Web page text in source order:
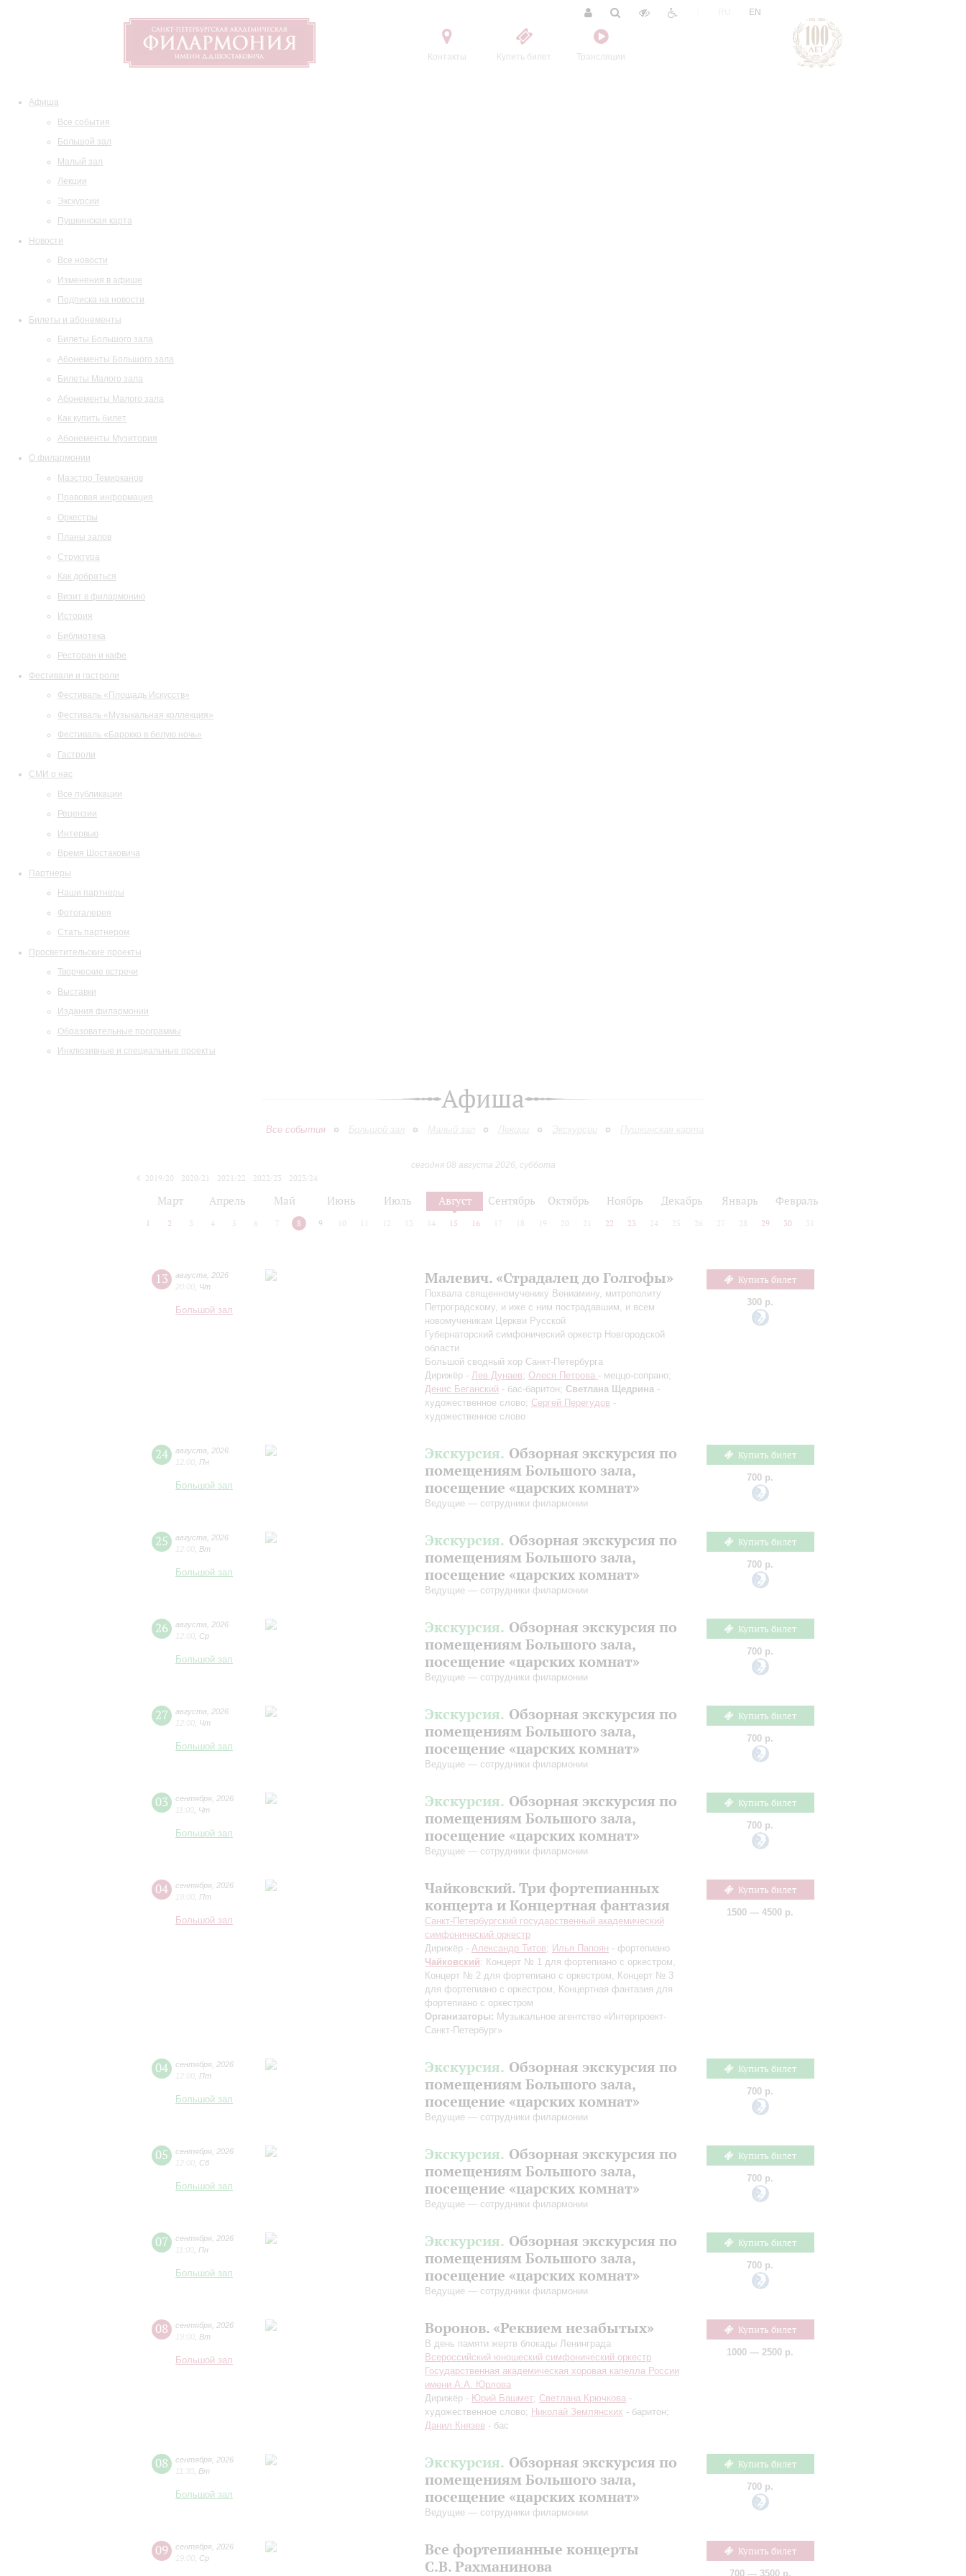
Контакты Купить билет Трансляции
EN
Афиша
Все события
Большой зал
Малый зал
Лекции
Экскурсии
Пушкинская карта
Новости
Все новости
Изменения в афише
Подписка на новости
Билеты и абонементы
Билеты Большого зала
Абонементы Большого зала
Билеты Малого зала
Абонементы Малого зала
Как купить билет
Абонементы Музитория
О филармонии
Маэстро Темирканов
Правовая информация
Оркестры
Планы залов
Структура
Как добраться
Визит в филармонию
История
Библиотека
Ресторан и кафе
Фестивали и гастроли
Фестиваль «Площадь Искусств»
Фестиваль «Музыкальная коллекция»
Фестиваль «Барокко в белую ночь»
Гастроли
СМИ о нас
Все публикации
Рецензии
Интервью
Время Шостаковича
Партнеры
Наши партнеры
Фотогалерея
Стать партнером
Просветительские проекты
Творческие встречи
Выставки
Издания филармонии
Образовательные программы
Инклюзивные и специальные проекты
Афиша
Все события Большой зал Малый зал Лекции Экскурсии Пушкинская карта
сегодня 08 августа 2026, суббота
2019/20
2020/21 2021/22 2022/23
2023/24
Март Апрель Май Июнь Июль Август Сентябрь Октябрь Ноябрь Декабрь Январь Февраль
1 2 3 4 5 6 7 8 9 10 12 13 14 15 16 17 18 19 20 21 22 23 24 25 26 27 28 29 30 31
13 августа
2026
20:00 Чт
Большой зал
Малевич. «Страдалец до Голгофы»
Похвала священномученику Вениамину, митрополиту
Петроградскому, и иже с ним пострадавшим, и всем
новомученикам Церкви Русской
Губернаторский симфонический оркестр Новгородской
области
Большой сводный хор Санкт-Петербурга
Дирижёр - Лев Дунаев; Олеся Петрова - меццо-сопрано;
Денис Беганский - бас-баритон; Светлана Щедрина -
художественное слово; Сергей Перегудов -
художественное слово
Купить билет
300 р.
24 августа
2026
12:00 Пн
Большой зал
Экскурсия. Обзорная экскурсия по
помещениям Большого зала,
посещение «царских комнат»
Ведущие — сотрудники филармонии
Купить билет
700 р.
25 августа
2026
12:00 Вт
Большой зал
Экскурсия. Обзорная экскурсия по
помещениям Большого зала,
посещение «царских комнат»
Ведущие — сотрудники филармонии
Купить билет
700 р.
26 августа
2026
12:00 Ср
Большой зал
Экскурсия. Обзорная экскурсия по
помещениям Большого зала,
посещение «царских комнат»
Ведущие — сотрудники филармонии
Купить билет
700 р.
27 августа
2026
12:00 Чт
Большой зал
Экскурсия. Обзорная экскурсия по
помещениям Большого зала,
посещение «царских комнат»
Ведущие — сотрудники филармонии
Купить билет
700 р.
03 сентября 2026
11:00 Чт
Большой зал
Экскурсия. Обзорная экскурсия по
помещениям Большого зала,
посещение «царских комнат»
Ведущие — сотрудники филармонии
Купить билет
700 р.
04 сентября 2026
19:00 Пт
Большой зал
Чайковский. Три фортепианных
концерта и Концертная фантазия
Санкт-Петербургский государственный академический
симфонический оркестр
Дирижёр - Александр Титов; Илья Папоян - фортепиано
Чайковский: Концерт № 1 для фортепиано с оркестром,
Концерт № 2 для фортепиано с оркестром, Концерт № 3
для фортепиано с оркестром, Концертная фантазия для
фортепиано с оркестром
Организаторы: Музыкальное агентство «Интерпроект-
Санкт-Петербург»
Купить билет
1500 — 4500 р.
04 сентября 2026
12:00 Пт
Большой зал
Экскурсия. Обзорная экскурсия по
помещениям Большого зала,
посещение «царских комнат»
Ведущие — сотрудники филармонии
Купить билет
700 р.
05 сентября 2026
12:00 Сб
Большой зал
Экскурсия. Обзорная экскурсия по
помещениям Большого зала,
посещение «царских комнат»
Ведущие — сотрудники филармонии
Купить билет
700 р.
07 сентября 2026
11:00 Пн
Большой зал
Экскурсия. Обзорная экскурсия по
помещениям Большого зала,
посещение «царских комнат»
Ведущие — сотрудники филармонии
Купить билет
700 р.
08 сентября 2026
19:00 Вт
Большой зал
Воронов. «Реквием незабытых»
В день памяти жертв блокады Ленинграда
Всероссийский юношеский симфонический оркестр
Государственная академическая хоровая капелла России
имени А.А. Юрлова
Дирижёр - Юрий Башмет; Светлана Крючкова -
художественное слово; Николай Землянских - баритон;
Данил Князев - бас
Купить билет
1000 — 2500 р.
08 сентября 2026
11:30 Вт
Большой зал
Экскурсия. Обзорная экскурсия по
помещениям Большого зала,
посещение «царских комнат»
Ведущие — сотрудники филармонии
Купить билет
700 р.
09 сентября 2026
19:00 Ср
Все фортепианные концерты
С.В. Рахманинова
Купить билет
700 — 3500 р.